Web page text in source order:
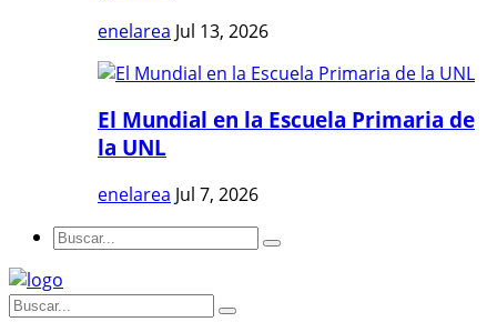
enelarea Jul 13, 2026
El Mundial en la Escuela Primaria de
la UNL
enelarea Jul 7, 2026